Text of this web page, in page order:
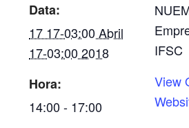
Data:
17 17-03:00 Abril
17-03:00 2018
Hora:
14:00 - 17:00
IFSC
View